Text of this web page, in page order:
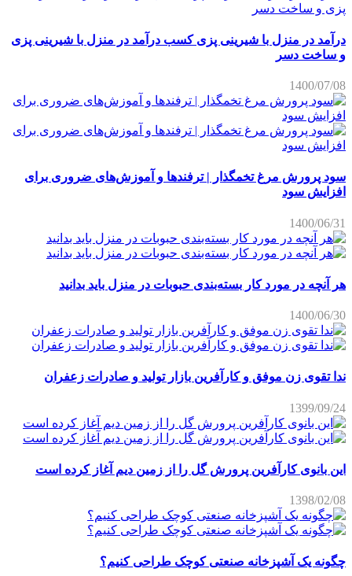
درآمد در منزل با شیرینی پزی کسب درآمد در منزل با شیرینی پزی
و ساخت دسر
1400/07/08
سود پرورش مرغ تخمگذار | ترفندها و آموزش‌های ضروری برای
افزایش سود
1400/06/31
هر آنچه در مورد کار بسته‌بندی حبوبات در منزل باید بدانید
1400/06/30
ندا تقوی زن موفق و کارآفرین بازار تولید و صادرات زعفران
1399/09/24
این بانوی کارآفرین پرورش گل را از زمین دیم آغاز کرده است
1398/02/08
چگونه یک آشپزخانه صنعتی کوچک طراحی کنیم؟